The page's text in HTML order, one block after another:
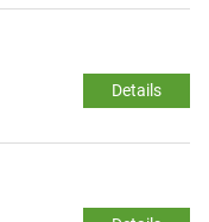
Details